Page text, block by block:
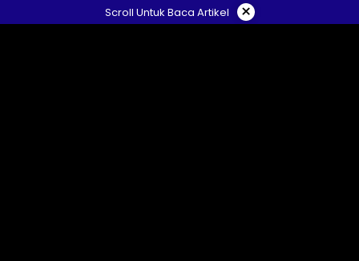
ke
Scroll Untuk Baca Artikel ×